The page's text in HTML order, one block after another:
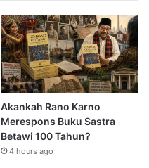
Akankah Rano Karno
Merespons Buku Sastra
Betawi 100 Tahun?
4 hours ago